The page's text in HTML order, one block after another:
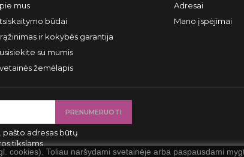
mus
būdai
ir kokybės garantija
su mumis
žemėlapis
Adresai
Mano įspėjimai
cookies). Toliau naršydami svetainėje arba paspausdami
pašto adresas būtų
tikslams.